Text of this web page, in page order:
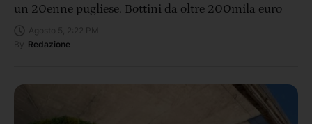
un 20enne pugliese. Bottini da oltre 200mila euro
Redazione